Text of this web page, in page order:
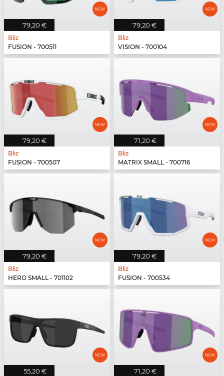
79,20 €
Bliz
FUSION - 700511
79,20 €
Bliz
VISION - 700104
79,20 €
Bliz
FUSION - 700507
71,20 €
Bliz
MATRIX SMALL - 700716
79,20 €
Bliz
HERO SMALL - 701102
79,20 €
Bliz
FUSION - 700534
55,20 € 71,20 €